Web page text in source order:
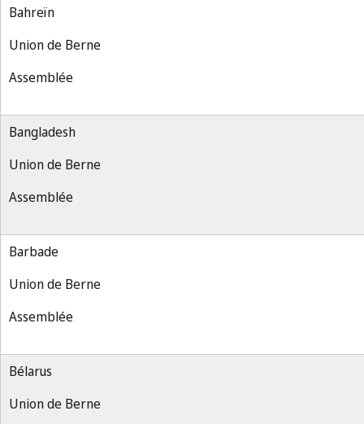
Bahreïn
Union de Berne
Assemblée
Bangladesh
Union de Berne
Assemblée
Barbade
Union de Berne
Assemblée
Bélarus
Union de Berne